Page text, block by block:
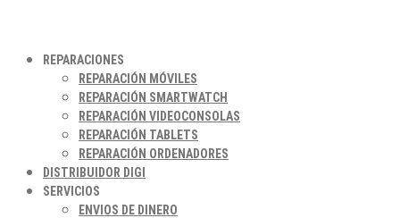
REPARACIONES
REPARACIÓN MÓVILES
REPARACIÓN SMARTWATCH
REPARACIÓN VIDEOCONSOLAS
REPARACIÓN TABLETS
REPARACIÓN ORDENADORES
DISTRIBUIDOR DIGI
SERVICIOS
ENVIOS DE DINERO